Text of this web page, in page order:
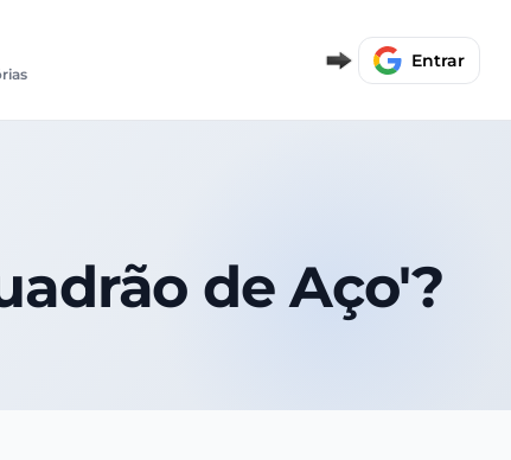
Entrar
de Aço'?